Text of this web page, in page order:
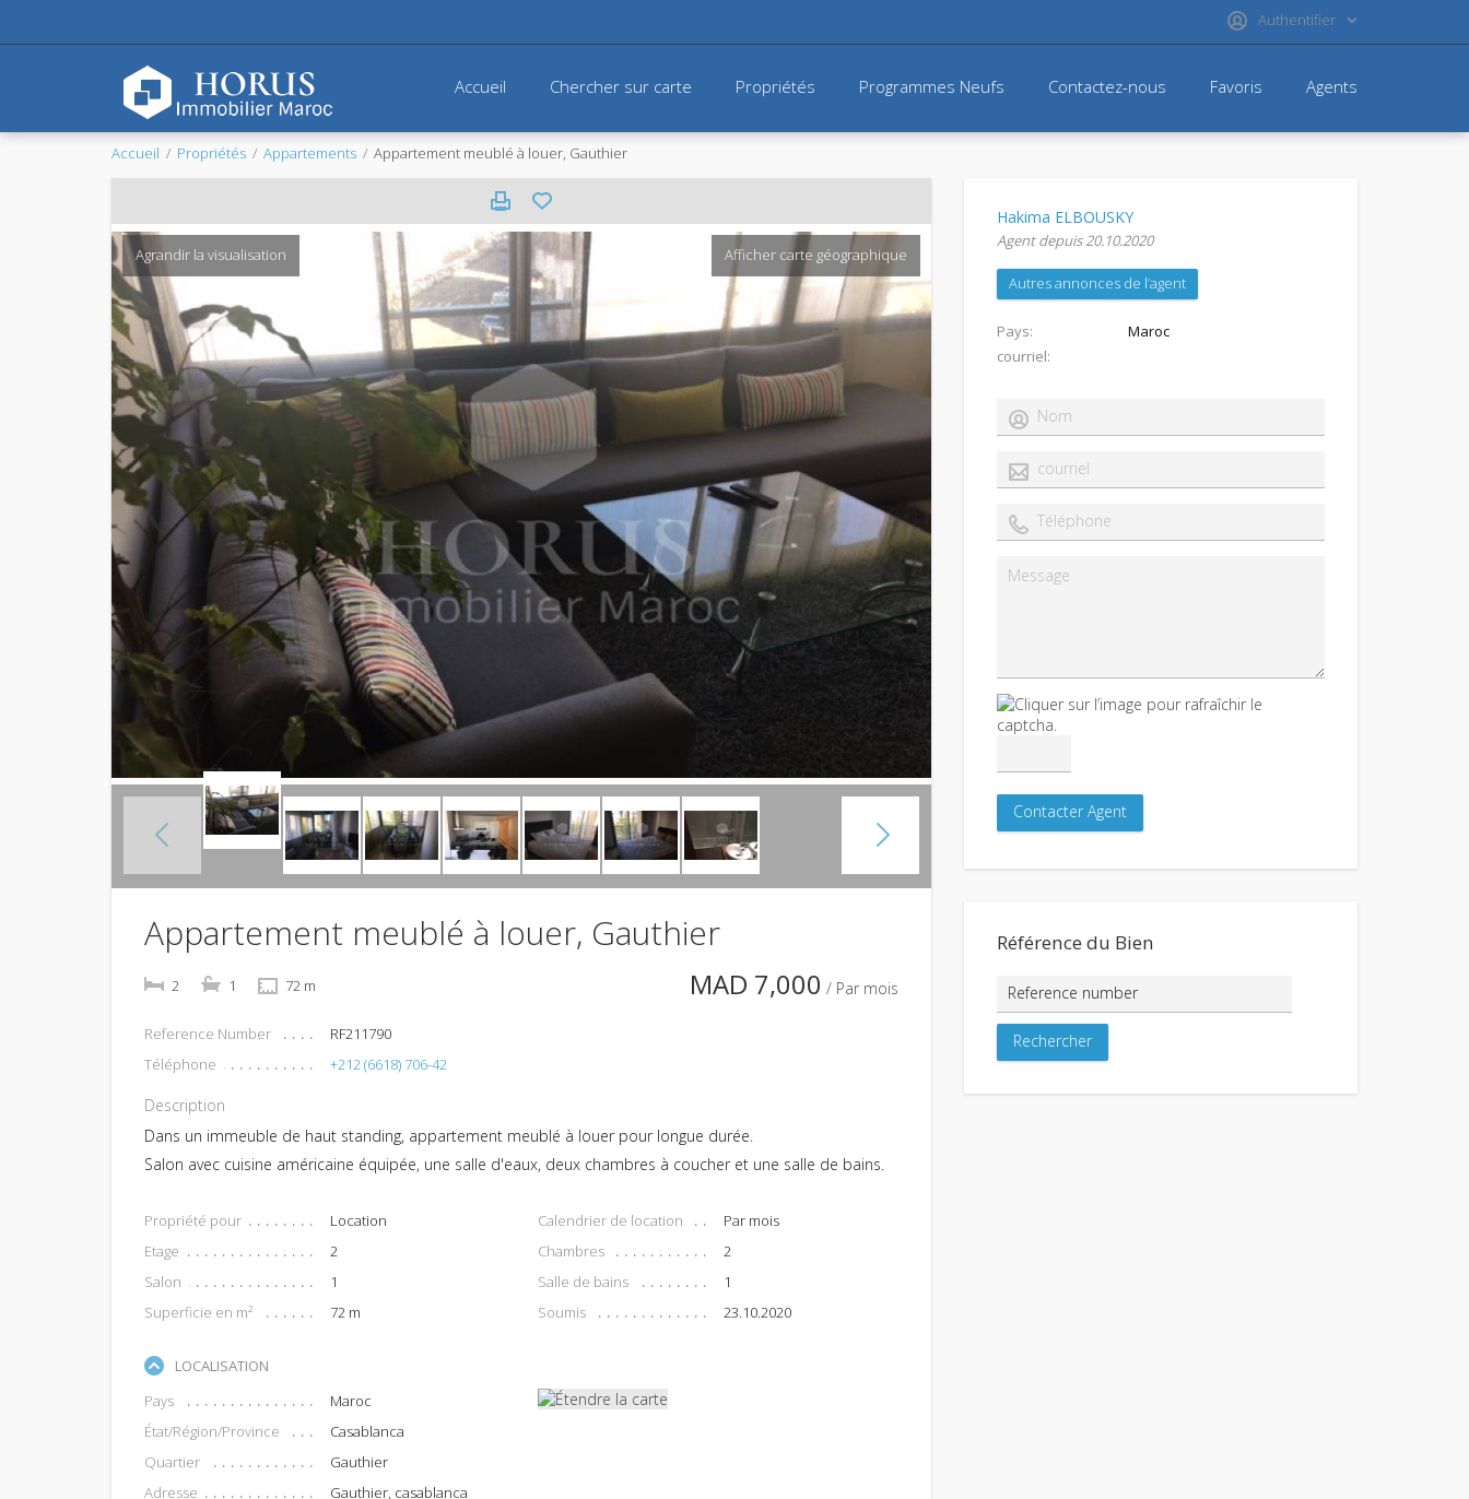
Authentifier
Accueil Chercher sur carte Propriétés Programmes Neufs Contactez-nous Favoris Agents
Accueil Propriétés Appartements Appartement meublé à louer, Gauthier
Hakima ELBOUSKY
Agent depuis 20.10.2020
Autres annonces de l’agent
Pays
Maroc
courriel
Référence du Bien
Agrandir la visualisation Afficher carte géographique
Appartement meublé à louer, Gauthier
MAD 7,000 / Par mois
2 1 72 m
Reference Number
RF211790
Téléphone
+212 (6618) 706-42
Description
Dans un immeuble de haut standing, appartement meublé à louer pour longue durée.
Salon avec cuisine américaine équipée, une salle d'eaux, deux chambres à coucher et une salle de bains.
Propriété pour Location Calendrier de location
Par mois
Etage
2 Chambres
2
Salon
1 Salle de bains
1
Superficie en m²
72 m Soumis 23.10.2020
LOCALISATION
Pays
Maroc
État/Région/Province
Casablanca
Quartier
Gauthier
Adresse
Gauthier, casablanca